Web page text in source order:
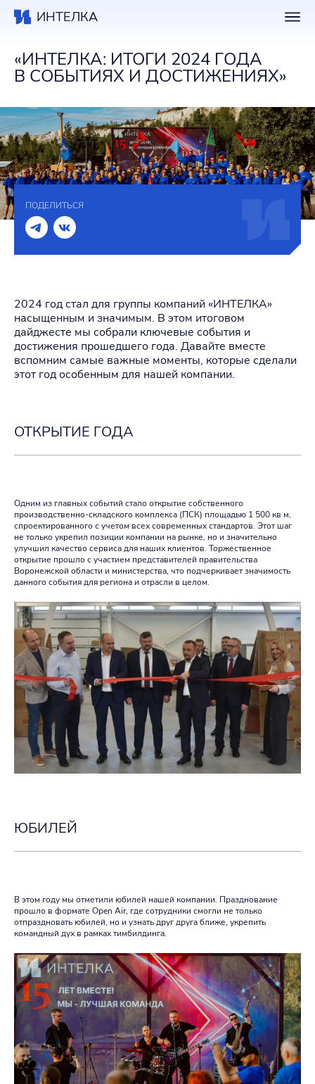
ИНТЕЛКА
«ИНТЕЛКА: ИТОГИ 2024 ГОДА
В СОБЫТИЯХ И ДОСТИЖЕНИЯХ»
ПОДЕЛИТЬСЯ
2024 год стал для группы компаний «ИНТЕЛКА»
насыщенным и значимым. В этом итоговом
дайджесте мы собрали ключевые события и
достижения прошедшего года. Давайте вместе
вспомним самые важные моменты, которые сделали
этот год особенным для нашей компании.
ОТКРЫТИЕ ГОДА
Одним из главных событий стало открытие собственного
производственно-складского комплекса (ПСК) площадью 1 500 кв м,
спроектированного с учетом всех современных стандартов. Этот шаг
не только укрепил позиции компании на рынке, но и значительно
улучшил качество сервиса для наших клиентов. Торжественное
открытие прошло с участием представителей правительства
Воронежской области и министерства, что подчеркивает значимость
данного события для региона и отрасли в целом.
ЮБИЛЕЙ
В этом году мы отметили юбилей нашей компании. Празднование
прошло в формате Open Air, где сотрудники смогли не только
отпраздновать юбилей, но и узнать друг друга ближе, укрепить
командный дух в рамках тимбилдинга.